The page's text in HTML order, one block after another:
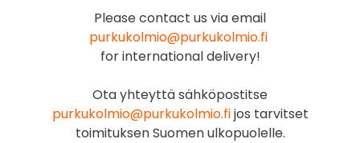
Please contact us via email
purkukolmio@purkukolmio.fi
for international delivery!
Ota yhteyttä sähköpostitse
purkukolmio@purkukolmio.fijos tarvitset
toimituksen Suomen ulkopuolelle.